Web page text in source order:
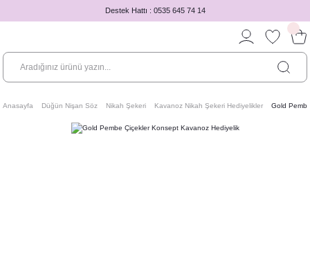
Destek Hattı : 0535 645 74 14
Anasayfa Düğün Nişan Söz Nikah Şekeri Kavanoz Nikah Şekeri Hediyelikler Gold